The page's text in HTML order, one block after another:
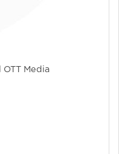
Media